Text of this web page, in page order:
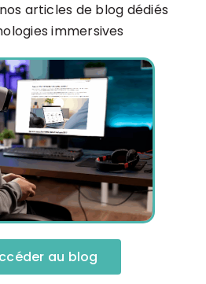
articles de blog dédiés
immersives
au blog